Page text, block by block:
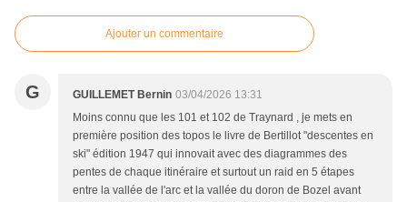
Ajouter un commentaire
G GUILLEMET Bernin 03/04/2026 13:31
Moins connu que les 101 et 102 de Traynard , je mets en
première position des topos le livre de Bertillot "descentes en
ski" édition 1947 qui innovait avec des diagrammes des
pentes de chaque itinéraire et surtout un raid en 5 étapes
entre la vallée de l'arc et la vallée du doron de Bozel avant